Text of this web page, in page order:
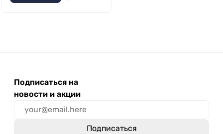
Подписаться на
новости и акции